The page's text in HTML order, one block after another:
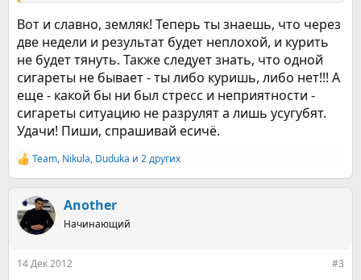
Вот и славно, земляк! Теперь ты знаешь, что через
две недели и результат будет неплохой, и курить
не будет тянуть. Также следует знать, что одной
сигареты не бывает - ты либо куришь, либо нет!!! А
еще - какой бы ни был стресс и неприятности -
сигареты ситуацию не разрулят а лишь усугубят.
Удачи! Пиши, спрашивай есичё.
Р
е
ц
и
Team, Nikula, Duduka и 2 других
Another
Начинающий
14 Дек 2012 #3